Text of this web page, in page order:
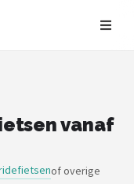
vanaf
of overige